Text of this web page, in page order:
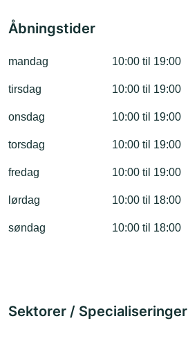
Åbningstider
mandag 10:00 til 19:00
tirsdag 10:00 til 19:00
onsdag 10:00 til 19:00
torsdag 10:00 til 19:00
fredag 10:00 til 19:00
lørdag 10:00 til 18:00
søndag 10:00 til 18:00
Sektorer / Specialiseringer